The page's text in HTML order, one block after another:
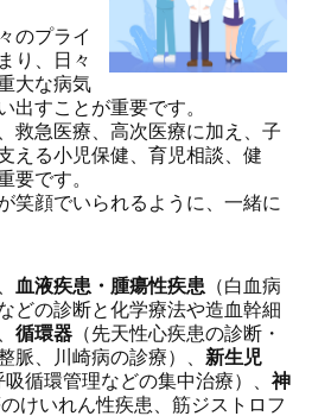
のプライ
り、日々
大な病気
出すことが重要です。
救急医療、高次医療に加え、子
える小児保健、育児相談、健
要です。
笑顔でいられるように、一緒に
血液疾患・腫瘍性疾患 （白血病
どの診断と化学療法や造血幹細
循環器 （先天性心疾患の診断・
脈、川崎病の診療）、 新生児
吸循環管理などの集中治療）、神
けいれん性疾患、筋ジストロフ